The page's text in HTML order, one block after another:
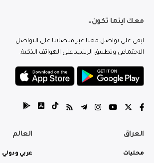
معك اينما تكون..
ابقى على تواصل معنا عبر منصاتنا على التواصل
الاجتماعي وتطبيق الرشيد على الهواتف الذكية.
العراق
محليات
العالم
عربي ودولي